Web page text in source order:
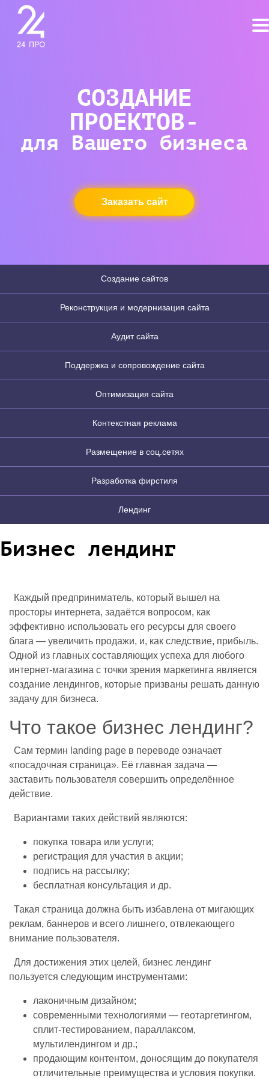
СОЗДАНИЕ
ПРОЕКТОВ-
для Вашего бизнеса
Заказать сайт
Создание сайтов
Реконструкция и модернизация сайта
Аудит сайта
Поддержка и сопровождение сайта
Оптимизация сайта
Контекстная реклама
Размещение в соц.сетях
Разработка фирстиля
Лендинг
Бизнес лендинг
Каждый предприниматель, который вышел на
просторы интернета, задаётся вопросом, как
эффективно использовать его ресурсы для своего
блага — увеличить продажи, и, как следствие, прибыль.
Одной из главных составляющих успеха для любого
интернет-магазина с точки зрения маркетинга является
создание лендингов, которые призваны решать данную
задачу для бизнеса.
Что такое бизнес лендинг?
Сам термин landing page в переводе означает
«посадочная страница». Её главная задача —
заставить пользователя совершить определённое
действие.
Вариантами таких действий являются:
покупка товара или услуги;
регистрация для участия в акции;
подпись на рассылку;
бесплатная консультация и др.
Такая страница должна быть избавлена от мигающих
реклам, баннеров и всего лишнего, отвлекающего
внимание пользователя.
Для достижения этих целей, бизнес лендинг
пользуется следующим инструментами:
лаконичным дизайном;
современными технологиями — геотаргетингом,
сплит-тестированием, параллаксом,
мультилендингом и др.;
продающим контентом, доносящим до покупателя
отличительные преимущества и условия покупки.